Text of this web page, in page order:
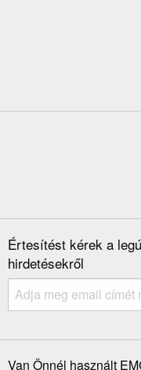
Értesítést kérek a
hirdetésekről
Van Önnél használt